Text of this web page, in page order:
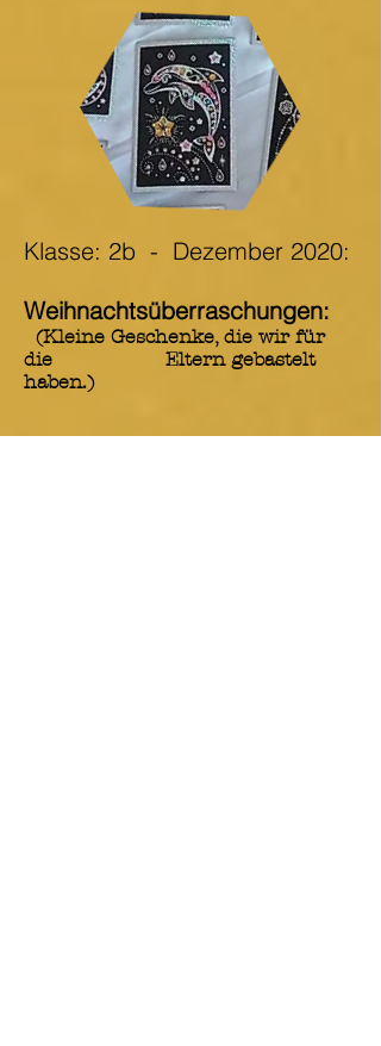
Klasse: 2b - Dezember 2020:
Weihnachtsüberraschungen:
(Kleine Geschenke, die wir für
die Eltern gebastelt
haben.)